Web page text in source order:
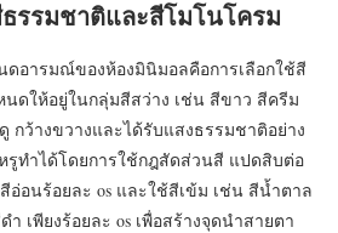
รรมชาติและสีโมโนโครม
อารมณ์ของห้องมินิมอลคือการเลือกใช้สี
ดให้อยู่ในกลุ่มสีสว่าง เช่น สีขาว สีครีม
กว้างขวางและได้รับแสงธรรมชาติอย่าง
รูทำได้โดยการใช้กฎสัดส่วนสี แปดสิบต่อ
อนร้อยละ os และใช้สีเข้ม เช่น สีน้ำตาล
เพียงร้อยละ os เพื่อสร้างจุดนำสายตา